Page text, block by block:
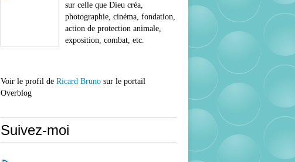
sur celle que Dieu créa,
photographie, cinéma, fondation,
action de protection animale,
exposition, combat, etc.
Voir le profil de Ricard Bruno sur le portail
Overblog
Suivez-moi